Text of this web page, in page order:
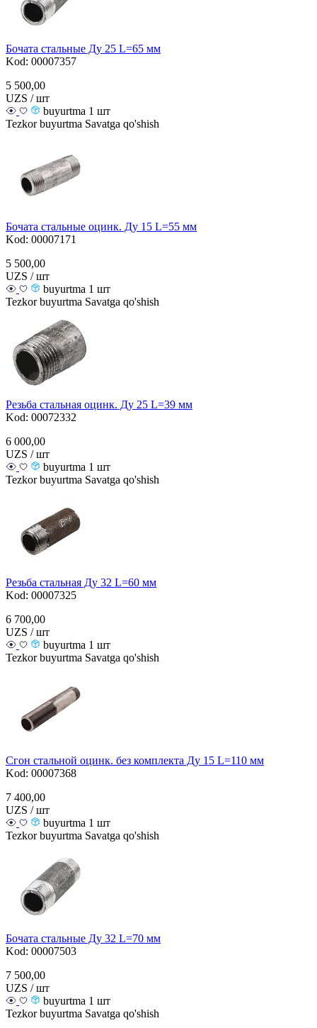
Бочата стальные Ду 25 L=65 мм
Kod: 00007357
5 500,00
UZS / шт
buyurtma 1 шт
Tezkor buyurtma Savatga qo'shish
Бочата стальные оцинк. Ду 15 L=55 мм
Kod: 00007171
5 500,00
UZS / шт
buyurtma 1 шт
Tezkor buyurtma Savatga qo'shish
Резьба стальная оцинк. Ду 25 L=39 мм
Kod: 00072332
6 000,00
UZS / шт
buyurtma 1 шт
Tezkor buyurtma Savatga qo'shish
Резьба стальная Ду 32 L=60 мм
Kod: 00007325
6 700,00
UZS / шт
buyurtma 1 шт
Tezkor buyurtma Savatga qo'shish
Сгон стальной оцинк. без комплекта Ду 15 L=110 мм
Kod: 00007368
7 400,00
UZS / шт
buyurtma 1 шт
Tezkor buyurtma Savatga qo'shish
Бочата стальные Ду 32 L=70 мм
Kod: 00007503
7 500,00
UZS / шт
buyurtma 1 шт
Tezkor buyurtma Savatga qo'shish